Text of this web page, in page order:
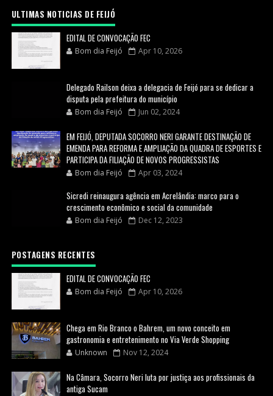
ULTIMAS NOTICIAS DE FEIJÓ
EDITAL DE CONVOCAÇÃO FEC
Bom dia Feijó Apr 10, 2026
Delegado Railson deixa a delegacia de Feijó para se dedicar a
disputa pela prefeitura do município
Bom dia Feijó Jun 02, 2024
EM FEIJÓ, DEPUTADA SOCORRO NERI GARANTE DESTINAÇÃO DE
EMENDA PARA REFORMA E AMPLIAÇÃO DA QUADRA DE ESPORTES E
PARTICIPA DA FILIAÇÃO DE NOVOS PROGRESSISTAS
Bom dia Feijó Apr 03, 2024
Sicredi reinaugura agência em Acrelândia: marco para o
crescimento econômico e social da comunidade
Bom dia Feijó Dec 12, 2023
POSTAGENS RECENTES
EDITAL DE CONVOCAÇÃO FEC
Bom dia Feijó Apr 10, 2026
Chega em Rio Branco o Bahrem, um novo conceito em
gastronomia e entretenimento no Via Verde Shopping
Unknown Nov 12, 2024
Na Câmara, Socorro Neri luta por justiça aos profissionais da
antiga Sucam